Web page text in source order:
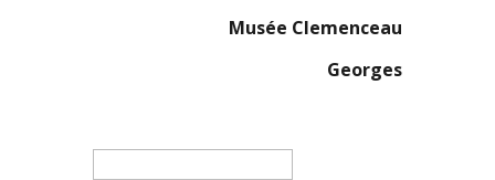
Musée Clemenceau
Georges
Rechercher :